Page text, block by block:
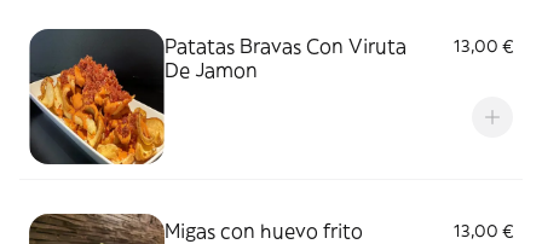
Patatas Bravas Con Viruta
De Jamon
13,00 €
Migas con huevo frito 13,00 €